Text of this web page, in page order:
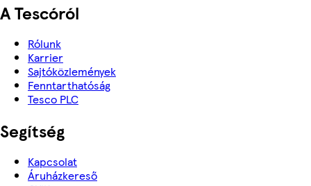
A Tescóról
Rólunk
Karrier
Sajtóközlemények
Fenntarthatóság
Tesco PLC
Segítség
Kapcsolat
Áruházkereső